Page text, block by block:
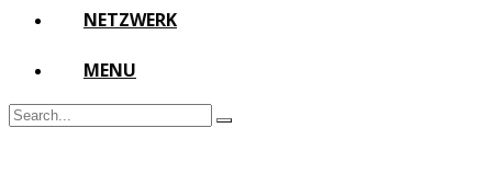
NETZWERK
MENU